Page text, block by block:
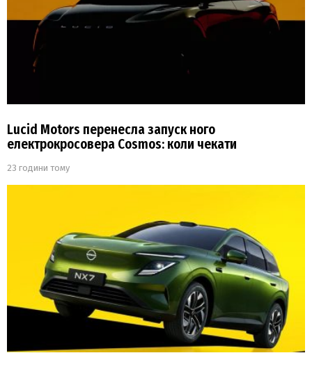
Lucid Motors перенесла запуск ного
електрокросовера Cosmos: коли чекати
23 години тому